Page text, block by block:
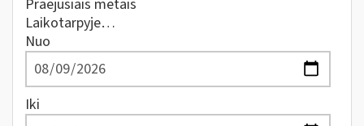
Praėjusiais metais
Laikotarpyje…
Nuo
Iki